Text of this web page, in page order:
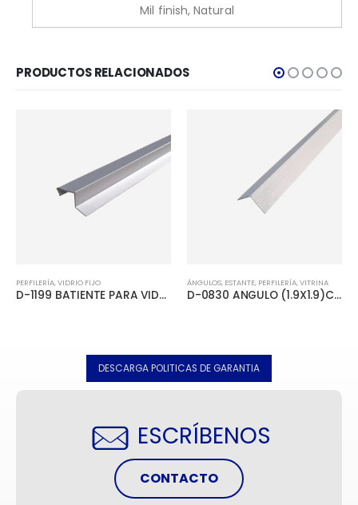
Mil finish, Natural
PRODUCTOS RELACIONADOS
PERFILERÍA,VIDRIO FIJO
D-1199 BATIENTE PARA VIDRIO/FIJO ESNAP
ÁNGULOS, ESTANTE, PERFILERÍA,VITRINA
D-0830 ANGULO (1.9X1.9)CM 3/4X3/4″
DESCARGA POLITICAS DE GARANTIA
ESCRÍBENOS
CONTACTO